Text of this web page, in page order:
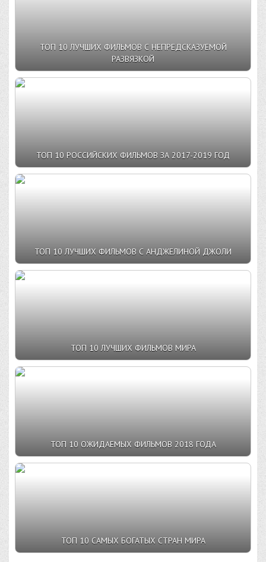
ТОП 10 ЛУЧШИХ ФИЛЬМОВ С НЕПРЕДСКАЗУЕМОЙ
РАЗВЯЗКОЙ
ТОП 10 РОССИЙСКИХ ФИЛЬМОВ ЗА 2017-2019 ГОД
ТОП 10 ЛУЧШИХ ФИЛЬМОВ С АНДЖЕЛИНОЙ ДЖОЛИ
ТОП 10 ЛУЧШИХ ФИЛЬМОВ МИРА
ТОП 10 ОЖИДАЕМЫХ ФИЛЬМОВ 2018 ГОДА
ТОП 10 САМЫХ БОГАТЫХ СТРАН МИРА